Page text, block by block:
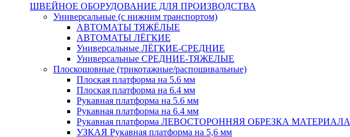
ШВЕЙНОЕ ОБОРУДОВАНИЕ ДЛЯ ПРОИЗВОДСТВА
Универсальные (с нижним транспортом)
АВТОМАТЫ ТЯЖЁЛЫЕ
АВТОМАТЫ ЛЁГКИЕ
Универсальные ЛЁГКИЕ-СРЕДНИЕ
Универсальные СРЕДНИЕ-ТЯЖЕЛЫЕ
Плоскошовные (трикотажные/распошивальные)
Плоская платформа на 5.6 мм
Плоская платформа на 6.4 мм
Рукавная платформа на 5.6 мм
Рукавная платформа на 6.4 мм
Рукавная платформа ЛЕВОСТОРОННЯЯ ОБРЕЗКА МАТЕРИАЛА
УЗКАЯ Рукавная платформа на 5,6 мм